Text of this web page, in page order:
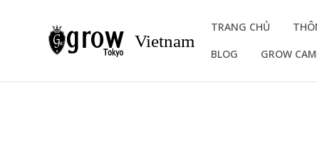
Vietnam
TRANG CHỦ
BLOG
GROW